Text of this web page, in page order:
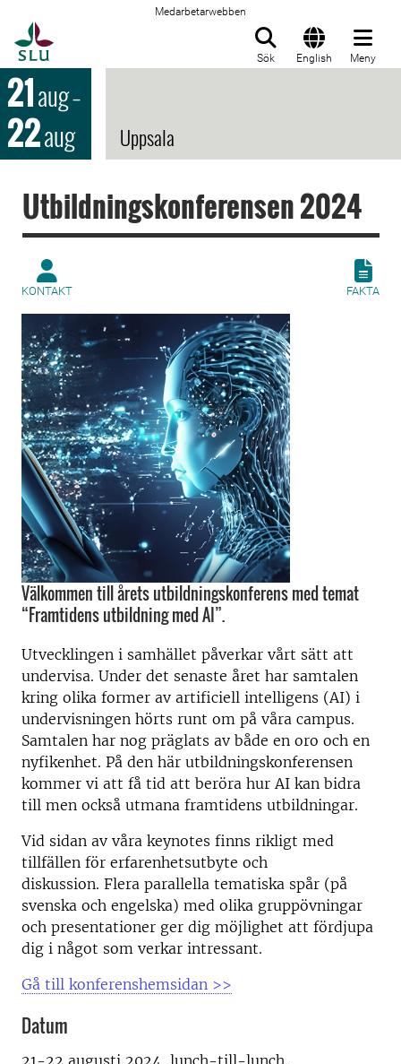
Medarbetarwebben
Sök English Meny
21aug–
22aug Uppsala
Utbildningskonferensen 2024
KONTAKT FAKTA
Välkommen till årets utbildningskonferens med temat
“Framtidens utbildning med AI”.
Utvecklingen i samhället påverkar vårt sätt att
undervisa. Under det senaste året har samtalen
kring olika former av artificiell intelligens (AI) i
undervisningen hörts runt om på våra campus.
Samtalen har nog präglats av både en oro och en
nyfikenhet. På den här utbildningskonferensen
kommer vi att få tid att beröra hur AI kan bidra
till men också utmana framtidens utbildningar.
Vid sidan av våra keynotes finns rikligt med
tillfällen för erfarenhetsutbyte och
diskussion. Flera parallella tematiska spår (på
svenska och engelska) med olika gruppövningar
och presentationer ger dig möjlighet att fördjupa
dig i något som verkar intressant.
Gå till konferenshemsidan >>
Datum
21-22 augusti 2024, lunch-till-lunch.